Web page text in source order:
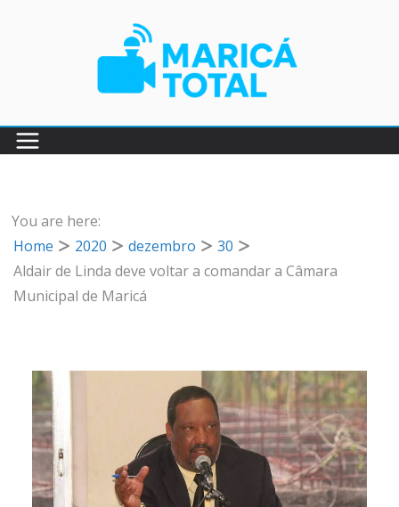
You are here:
Home
2020 dezembro
30
Aldair de Linda deve voltar a comandar a Câmara
Municipal de Maricá